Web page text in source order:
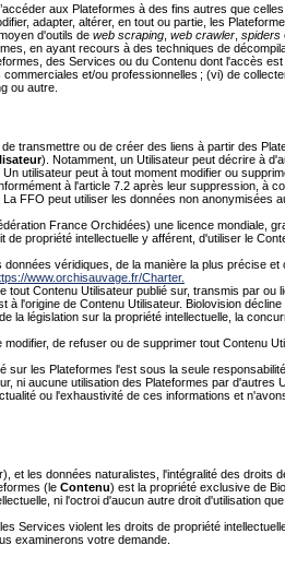
aux Plateformes à des fins autres que
adapter, altérer, en tout ou partie, les
d'outils de web scraping web crawler spiders
en ayant recours à des techniques de
des Services ou du Contenu dont l'accès
et/ou professionnelles ; (vi) de
ou autre.
de transmettre ou de créer des liens à partir des
). Notamment, un Utilisateur peut décrire à
utilisateur peut à tout moment modifier ou
à l'article 7.2 après leur suppression, à
FFO peut utiliser les données non anonymisées
France Orchidées) une licence mondiale,
propriété intellectuelle y afférent, d'utiliser le
véridiques, de la manière la plus précise et
www.orchisauvage.fr/Charter.
tout Contenu Utilisateur publié sur, transmis par ou
l'origine de Contenu Utilisateur. Biolovision
la législation sur la propriété intellectuelle, la
de refuser ou de supprimer tout Contenu
sur les Plateformes l'est sous la seule
ni aucune utilisation des Plateformes par d'autres
ou l'exhaustivité de ces informations et
et les données naturalistes, l'intégralité des droits
(le Contenu) est la propriété exclusive de
ni l'octroi d'aucun autre droit d'utilisation
Services violent les droits de propriété
examinerons votre demande.